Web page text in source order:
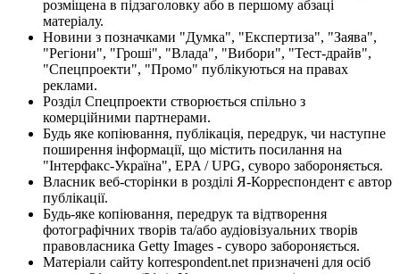
розміщена в підзаголовку або в першому абзаці
матеріалу.
Новини з позначками "Думка", "Експертиза", "Заява",
"Регіони", "Гроші", "Влада", "Вибори", "Тест-драйв",
"Спецпроекти", "Промо" публікуються на правах
реклами.
Розділ Спецпроекти створюється спільно з
комерційними партнерами.
Будь яке копіювання, публікація, передрук, чи наступне
поширення інформації, що містить посилання на
"Інтерфакс-Україна", EPA / UPG, суворо забороняється.
Власник веб-сторінки в розділі Я-Корреспондент є автор
публікації.
Будь-яке копіювання, передрук та відтворення
фотографічних творів та/або аудіовізуальних творів
правовласника Getty Images - суворо забороняється.
Матеріали сайту korrespondent.net призначені для осіб